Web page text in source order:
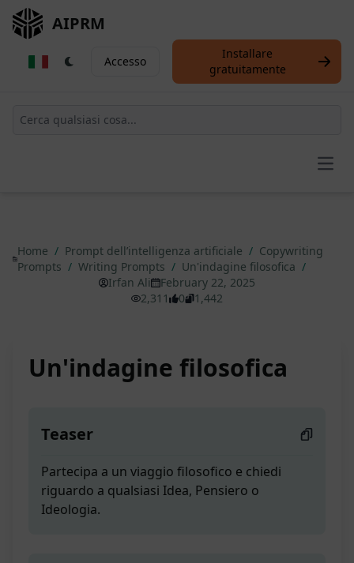
AIPRM
Accesso
Installare
gratuitamente
Home / Prompt dell’intelligenza artificiale / Copywriting
Prompts / Writing Prompts / Un'indagine filosofica /
Irfan Ali
February 22, 2025
2,311
0 1,442
Un'indagine filosofica
Teaser
Partecipa a un viaggio filosofico e chiedi
riguardo a qualsiasi Idea, Pensiero o
Ideologia.